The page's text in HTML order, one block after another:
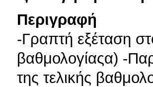
Περιγραφή
-Γραπτή εξέταση
βαθμολογίαςα) -
της τελικής